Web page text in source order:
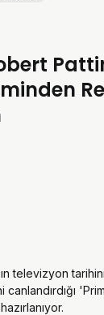
televizyon